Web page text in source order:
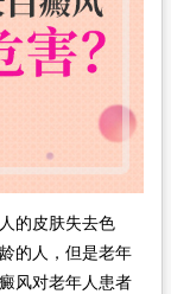
的皮肤失去色
的人，但是老年
风对老年人患者